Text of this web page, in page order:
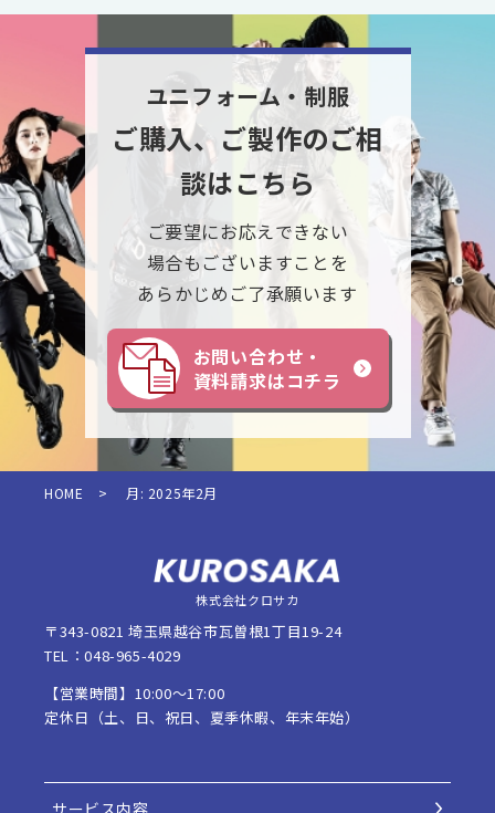
ユニフォーム・制服
ご購入、ご製作のご相
談はこちら
ご要望にお応えできない
場合もございますことを
あらかじめご了承願います
お問い合わせ・
資料請求はコチラ
HOME > 月: 2025年2月
株式会社クロサカ
〒343-0821 埼玉県越谷市瓦曽根1丁目19-24
TEL：048-965-4029
【営業時間】10:00〜17:00
定休日（土、日、祝日、夏季休暇、年末年始）